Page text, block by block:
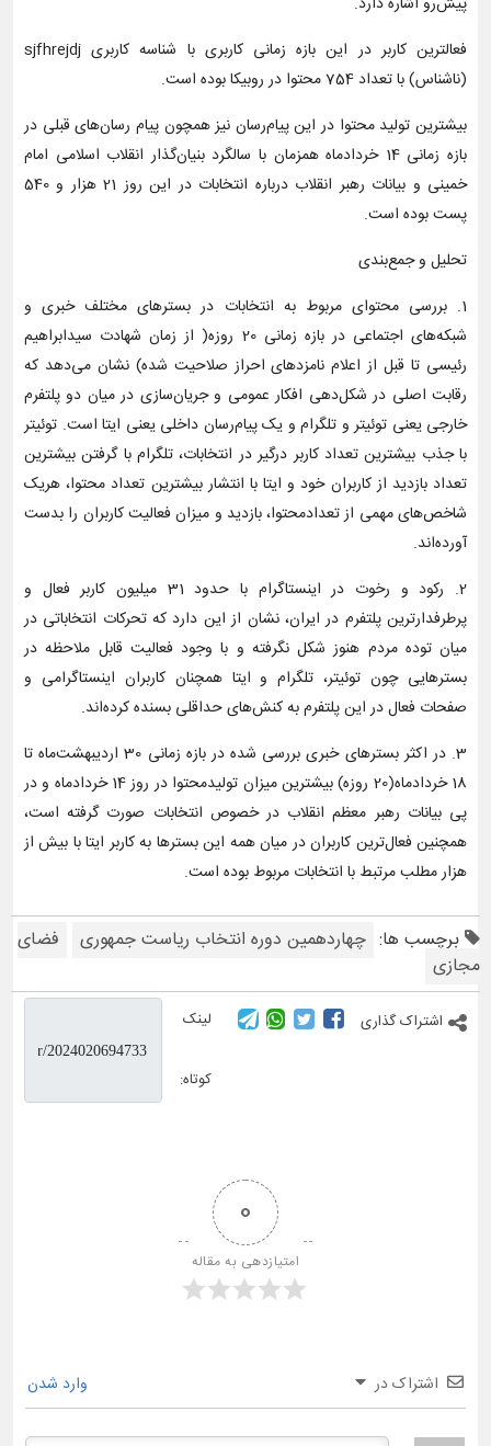
فعالترین کاربر در این بازه زمانی کاربری با شناسه کاربری sjfhrejdj
(ناشناس) با تعداد 754 محتوا در روبیکا بوده است.
بیشترین تولید محتوا در این پیام‌رسان نیز همچون پیام رسان‌های قبلی در
بازه زمانی 14 خردادماه همزمان با سالگرد بنیان‌گذار انقلاب اسلامی امام
خمینی و بیانات رهبر انقلاب درباره انتخابات در این روز 21 هزار و 540
پست بوده است.
تحلیل و جمع‌بندی
1. بررسی محتوای مربوط به انتخابات در بسترهای مختلف خبری و
شبکه‌های اجتماعی در بازه زمانی 20 روزه( از زمان شهادت سیدابراهیم
رئیسی تا قبل از اعلام نامزدهای احراز صلاحیت شده) نشان می‌دهد که
رقابت اصلی در شکل‌دهی افکار عمومی و جریان‌سازی در میان دو پلتفرم
خارجی یعنی توئیتر و تلگرام و یک پیام‌رسان داخلی یعنی ایتا است. توئیتر
با جذب بیشترین تعداد کاربر درگیر در انتخابات، تلگرام با گرفتن بیشترین
تعداد بازدید از کاربران خود و ایتا با انتشار بیشترین تعداد محتوا، هریک
شاخص‌های مهمی از تعدادمحتوا، بازدید و میزان فعالیت کاربران را بدست
آورده‌اند.
2. رکود و رخوت در اینستاگرام با حدود 31 میلیون کاربر فعال و
پرطرفدارترین پلتفرم در ایران، نشان از این دارد که تحرکات انتخاباتی در
میان توده مردم هنوز شکل نگرفته و با وجود فعالیت قابل ملاحظه در
بسترهایی چون توئیتر، تلگرام و ایتا همچنان کاربران اینستاگرامی و
صفحات فعال در این پلتفرم به کنش‌های حداقلی بسنده کرده‌اند.
3. در اکثر بسترهای خبری بررسی شده در بازه زمانی 30 اردیبهشت‌ماه تا
18 خردادماه(20 روزه) بیشترین میزان تولیدمحتوا در روز 14 خردادماه و در
پی بیانات رهبر معظم انقلاب در خصوص انتخابات صورت گرفته است،
همچنین فعال‌ترین کاربران در میان همه این بسترها به کاربر ایتا با بیش از
هزار مطلب مرتبط با انتخابات مربوط بوده است.
برچسب ها: چهاردهمین دوره انتخاب ریاست جمهوری
فضای
مجازی
اشتراک گذاری لینک
کوتاه:
0
امتیازدهی به مقاله
اشتراک در وارد شدن